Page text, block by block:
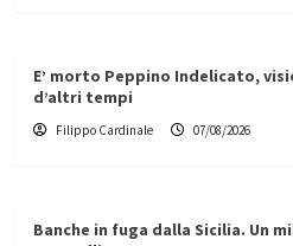
E’ morto Peppino Indelicato,
d’altri tempi
Filippo Cardinale 07/08/2026
Banche in fuga dalla Sicilia. Un